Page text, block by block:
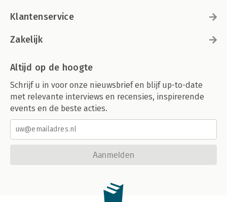
Klantenservice
Zakelijk
Altijd op de hoogte
Schrijf u in voor onze nieuwsbrief en blijf up-to-date
met relevante interviews en recensies, inspirerende
events en de beste acties.
Aanmelden